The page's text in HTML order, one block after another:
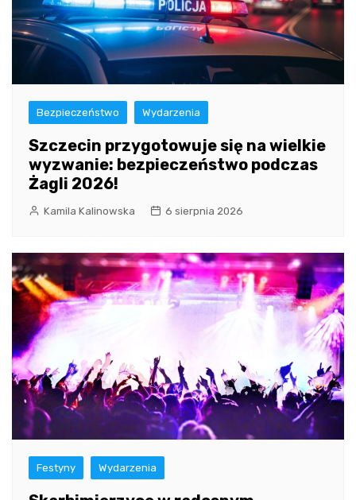
Bezpieczeństwo Wydarzenia
Szczecin przygotowuje się na wielkie
wyzwanie: bezpieczeństwo podczas
Żagli 2026!
Kamila Kalinowska 6 sierpnia 2026
Festyny Wydarzenia